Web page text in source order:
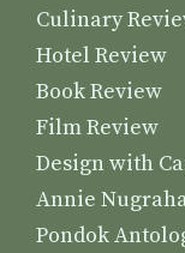
Culinary
Hotel Review
Book Review
Film Review
Design with
Annie
Pondok